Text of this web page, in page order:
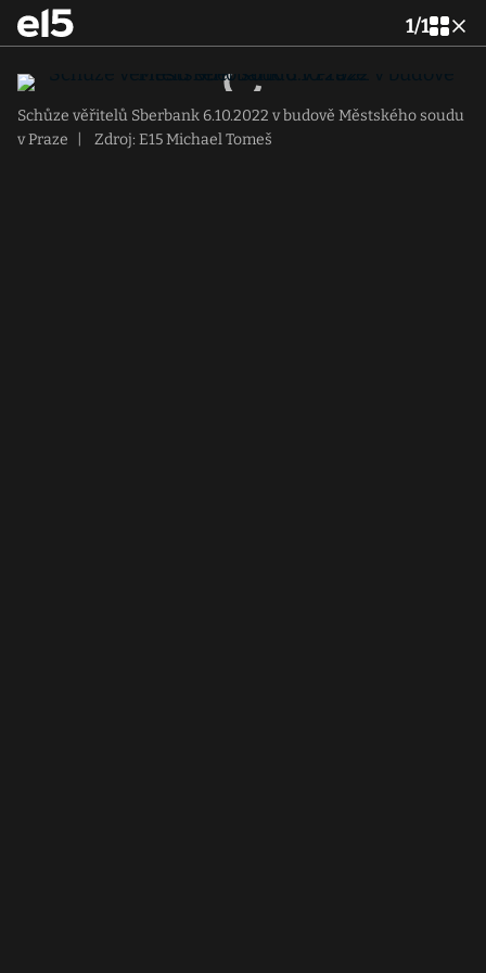
1/1
Schůze věřitelů Sberbank 6.10.2022 v budově Městského soudu
v Praze
Zdroj: E15 Michael Tomeš